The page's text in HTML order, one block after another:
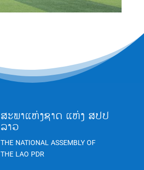
ສະພາແຫ່ງຊາດ ແຫ່ງ ສປປ
ລາວ
THE NATIONAL ASSEMBLY OF
THE LAO PDR